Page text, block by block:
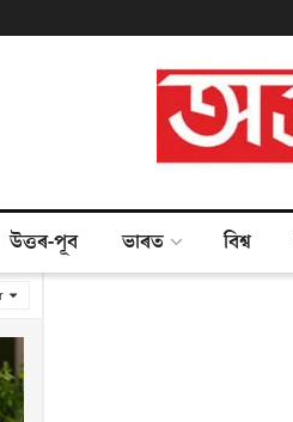
উত্তৰ-পূব ভাৰত বিশ্ব